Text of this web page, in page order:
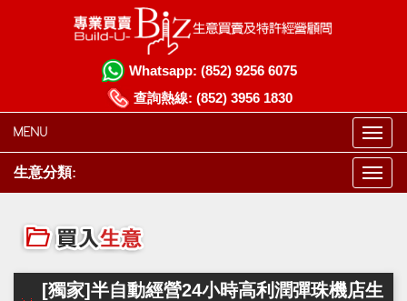
Whatsapp: (852) 9256 6075
查詢熱線: (852) 3956 1830
MENU
生意分類:
[獨家]半自動經營24小時高利潤彈珠機店生